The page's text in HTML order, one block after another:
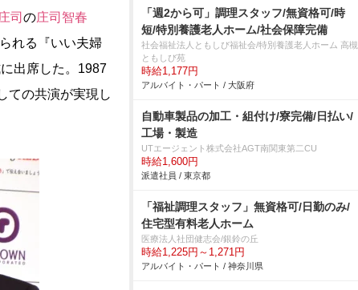
司 の庄司智春
れる『いい夫婦
出席した。1987
ての共演が実現し
「週2から可」調理スタッフ/無資格可/時
短/特別養護老人ホーム/社会保障完備
社会福祉法人ともしび福祉会/特別養護老人ホーム 高槻
ともしび苑
時給1,177円
アルバイト・パート / 大阪府
自動車製品の加工・組付け/寮完備/日払い/
工場・製造
UTエージェント株式会社AGT南関東第二CU
時給1,600円
派遣社員 / 東京都
「福祉調理スタッフ」無資格可/日勤のみ/
住宅型有料老人ホーム
医療法人社団健志会/銀鈴の丘
時給1,225円～1,271円
アルバイト・パート / 神奈川県